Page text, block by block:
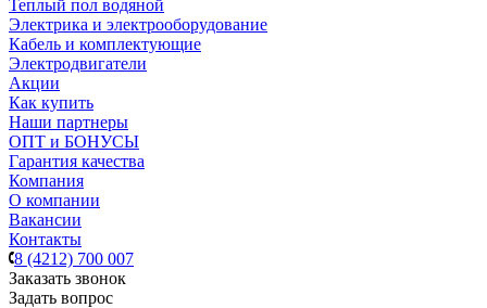
Теплый пол водяной
Электрика и электрооборудование
Кабель и комплектующие
Электродвигатели
Акции
Как купить
Наши партнеры
ОПТ и БОНУСЫ
Гарантия качества
Компания
О компании
Вакансии
Контакты
8 (4212) 700 007
Заказать звонок
Задать вопрос